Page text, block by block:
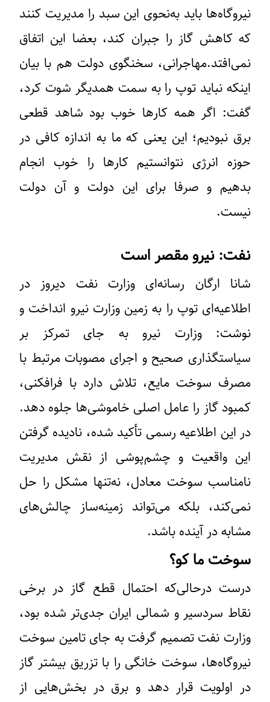
نیروگاه‌ها باید به‌نحوی این سبد را مدیریت کنند
که کاهش گاز را جبران کند، بعضا این اتفاق
نمی‌افتد.‌مهاجرانی، سخنگوی دولت هم با بیان
اینکه نباید توپ را به سمت همدیگر شوت کرد،
گفت: اگر همه کارها خوب بود شاهد قطعی
برق نبودیم؛ این یعنی که ما به اندازه کافی در
حوزه انرژی نتوانستیم کارها را خوب انجام
بدهیم و صرفا برای این دولت و آن دولت
نیست.
نفت: نیرو مقصر است
شانا ارگان رسانه‌ای وزارت نفت دیروز در
اطلاعیه‌ای توپ را به زمین وزارت نیرو انداخت و
نوشت: وزارت نیرو به جای تمرکز بر
سیاستگذاری صحیح و اجرای مصوبات مرتبط با
مصرف سوخت مایع، تلاش دارد با فرافکنی،
کمبود گاز را عامل اصلی خاموشی‌ها جلوه دهد.
در این اطلاعیه رسمی تأکید شده، نادیده گرفتن
این واقعیت و چشم‌پوشی از نقش مدیریت
نامناسب سوخت معادل، نه‌تنها مشکل را حل
نمی‌کند، بلکه می‌تواند زمینه‌ساز چالش‌های
مشابه در آینده باشد.
سوخت ما کو؟
درست درحالی‌که احتمال قطع گاز در برخی
نقاط سردسیر و شمالی ایران جدی‌تر شده بود،
وزارت نفت تصمیم گرفت ‌به جای تامین سوخت
نیروگاه‌ها، سوخت خانگی را با تزریق بیشتر گاز
در اولویت قرار دهد و برق در بخش‌هایی از